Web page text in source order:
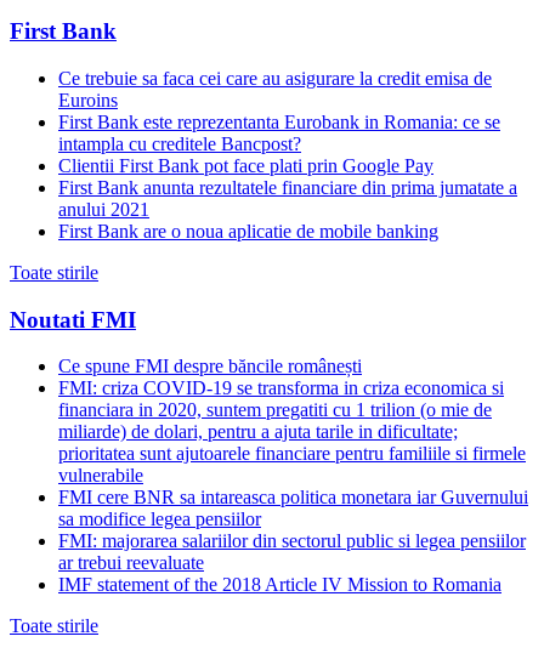
First Bank
Ce trebuie sa faca cei care au asigurare la credit emisa de
Euroins
First Bank este reprezentanta Eurobank in Romania: ce se
intampla cu creditele Bancpost?
Clientii First Bank pot face plati prin Google Pay
First Bank anunta rezultatele financiare din prima jumatate a
anului 2021
First Bank are o noua aplicatie de mobile banking
Toate stirile
Noutati FMI
Ce spune FMI despre băncile românești
FMI: criza COVID-19 se transforma in criza economica si
financiara in 2020, suntem pregatiti cu 1 trilion (o mie de
miliarde) de dolari, pentru a ajuta tarile in dificultate;
prioritatea sunt ajutoarele financiare pentru familiile si firmele
vulnerabile
FMI cere BNR sa intareasca politica monetara iar Guvernului
sa modifice legea pensiilor
FMI: majorarea salariilor din sectorul public si legea pensiilor
ar trebui reevaluate
IMF statement of the 2018 Article IV Mission to Romania
Toate stirile